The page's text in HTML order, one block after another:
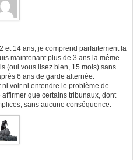
et 14 ans, je comprend parfaitement la
maintenant plus de 3 ans la même
(oui vous lisez bien, 15 mois) sans
6 ans de garde alternée.
ni voir ni entendre le problème de
que certains tribunaux, dont
sans aucune conséquence.